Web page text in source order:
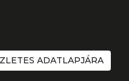
ADATLAPJÁRA